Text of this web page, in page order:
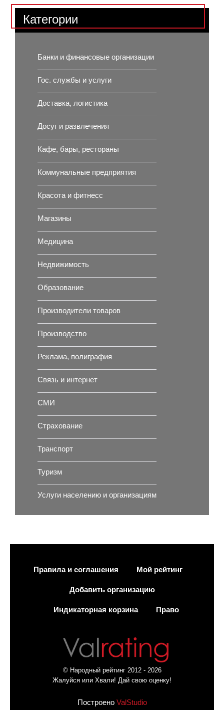
Категории
Банки и финансовые организации
Гос. службы и услуги
Доставка, логистика
Досуг и развлечения
Кафе, бары, рестораны
Коммунальные предприятия
Красота и фитнесс
Магазины
Медицина
Недвижимость
Образование
Производители товаров
Производство
Реклама, полиграфия
Связь и интернет
СМИ
Страхование
Транспорт
Туризм
Услуги населению и организациям
Правила и соглашения Мой рейтинг
Добавить организацию
Индикаторная корзина Право
© Народный рейтинг 2012 - 2026
Жалуйся или Хвали! Дай свою оценку!
Построено ValStudio